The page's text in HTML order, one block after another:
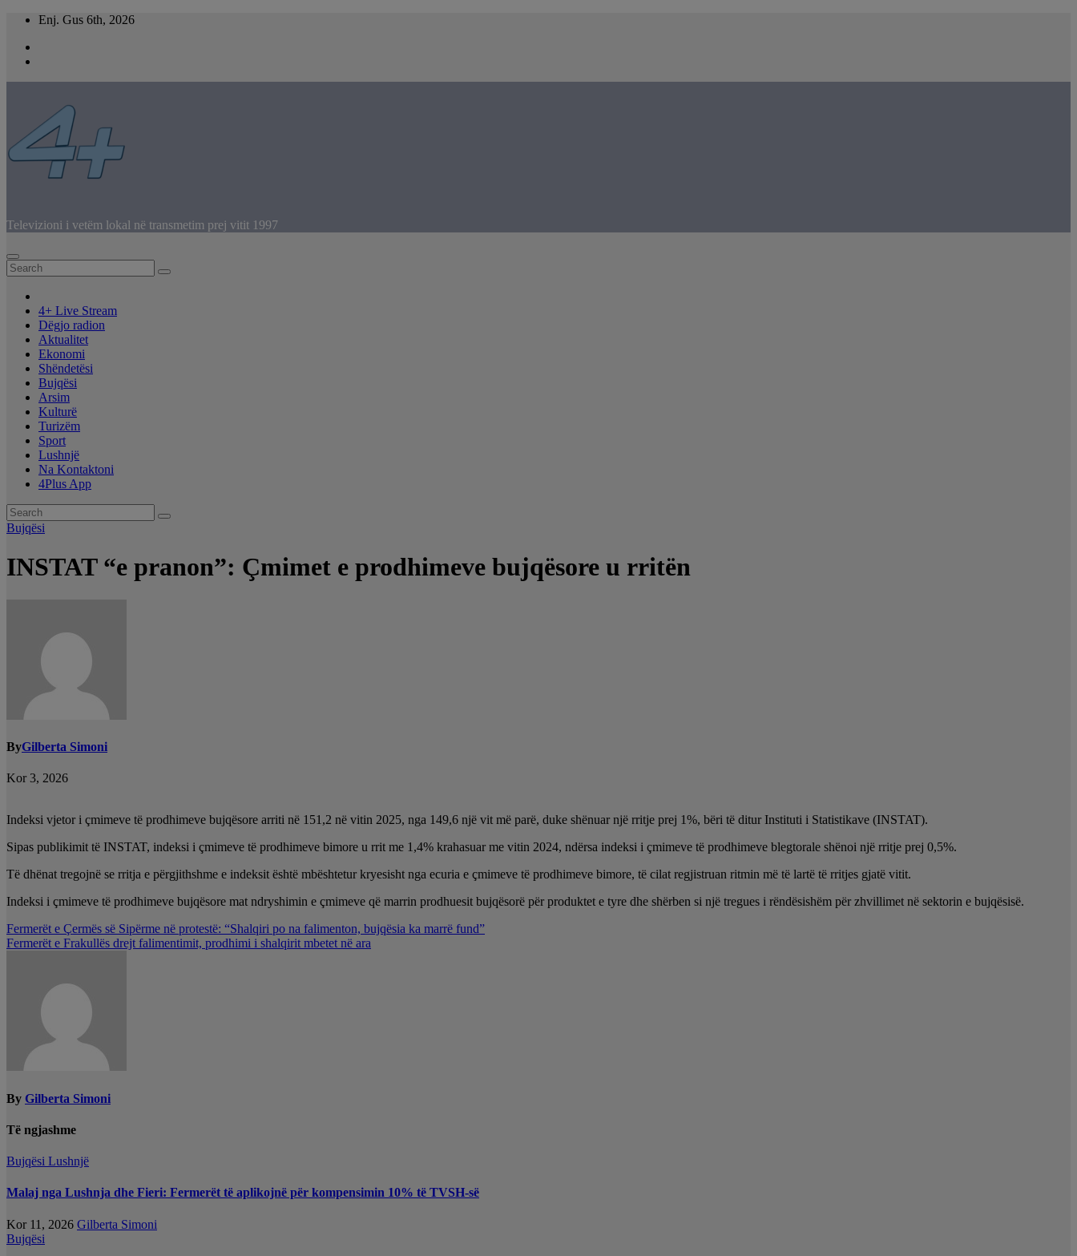
Skip
content
Enj. Gus 6th, 2026
Televizioni i vetëm lokal në transmetim prej vitit 1997
4+ Live Stream
Dëgjo radion
Aktualitet
Ekonomi
Shëndetësi
Bujqësi
Arsim
Kulturë
Turizëm
Sport
Lushnjë
Na Kontaktoni
4Plus App
Bujqësi
INSTAT “e pranon”: Çmimet e prodhimeve bujqësore u rritën
ByGilberta Simoni
Kor 3, 2026
Indeksi vjetor i çmimeve të prodhimeve bujqësore arriti në 151,2 në vitin 2025, nga 149,6 një vit më parë, duke shënuar një rritje prej 1%, bëri të ditur Instituti i Statistikave (INSTAT).
Sipas publikimit të INSTAT, indeksi i çmimeve të prodhimeve bimore u rrit me 1,4% krahasuar me vitin 2024, ndërsa indeksi i çmimeve të prodhimeve blegtorale shënoi një rritje prej 0,5%.
Të dhënat tregojnë se rritja e përgjithshme e indeksit është mbështetur kryesisht nga ecuria e çmimeve të prodhimeve bimore, të cilat regjistruan ritmin më të lartë të rritjes gjatë vitit.
Indeksi i çmimeve të prodhimeve bujqësore mat ndryshimin e çmimeve që marrin prodhuesit bujqësorë për produktet e tyre dhe shërben si një tregues i rëndësishëm për zhvillimet në sektorin e bujqësisë.
Lëvizje
te
Fermerët e Çermës së Sipërme në protestë: “Shalqiri po na falimenton, bujqësia ka marrë fund”
Fermerët e Frakullës drejt falimentimit, prodhimi i shalqirit mbetet në ara
By Gilberta Simoni
Të ngjashme
Bujqësi Lushnjë
Malaj nga Lushnja dhe Fieri: Fermerët të aplikojnë për kompensimin 10% të TVSH-së
Kor 11, 2026 Gilberta Simoni
Bujqësi